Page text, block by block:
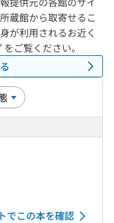
蔵館から取寄せるこ
が利用されるお近く
をご覧ください。
でこの本を確認